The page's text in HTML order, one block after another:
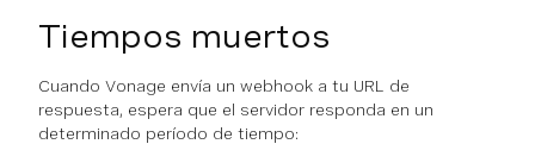
Tiempos muertos
Cuando Vonage envía un webhook a tu URL de
respuesta, espera que el servidor responda en un
determinado período de tiempo: